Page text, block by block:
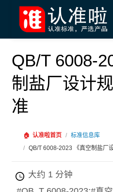
QB/T 6008-
制盐厂设计
准
🏠 认准啦首页 / 标准信息库
/ QB/T 6008-2023 《真空制盐厂
大约 1 分钟